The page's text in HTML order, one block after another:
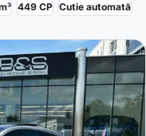
449 CP Cutie automată